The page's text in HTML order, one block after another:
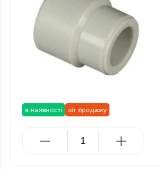
в наявності хіт продажу